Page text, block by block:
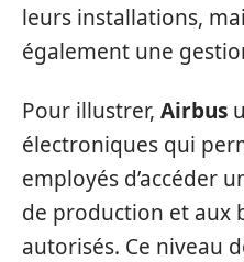
leurs installations,
également une
Pour illustrer, Airbus
électroniques qui
employés d’accéder
de production et aux
autorisés. Ce niveau